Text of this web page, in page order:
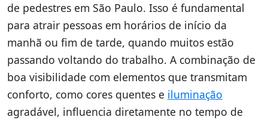
de pedestres em São Paulo. Isso é fundamental
para atrair pessoas em horários de início da
manhã ou fim de tarde, quando muitos estão
passando voltando do trabalho. A combinação de
boa visibilidade com elementos que transmitam
conforto, como cores quentes e iluminação
agradável, influencia diretamente no tempo de